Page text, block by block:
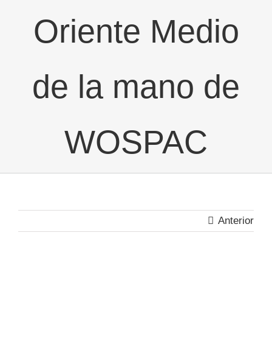
Oriente Medio
de la mano de
WOSPAC
Anterior